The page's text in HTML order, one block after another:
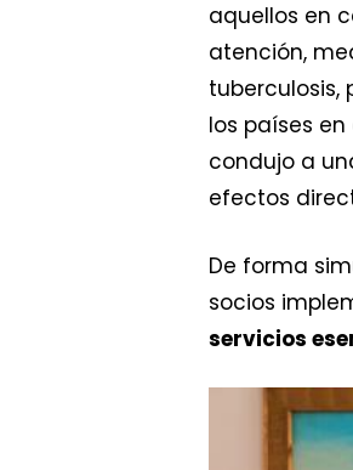
aquellos en
atención,
tuberculosis,
los países
condujo a
efectos
De forma
socios
servicios